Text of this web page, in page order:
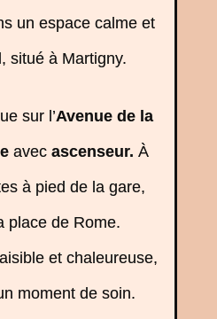
un espace calme et
situé à Martigny.
sur l’Avenue de la
avecascenseur. À
à pied de la gare,
place de Rome.
et chaleureuse,
moment de soin.